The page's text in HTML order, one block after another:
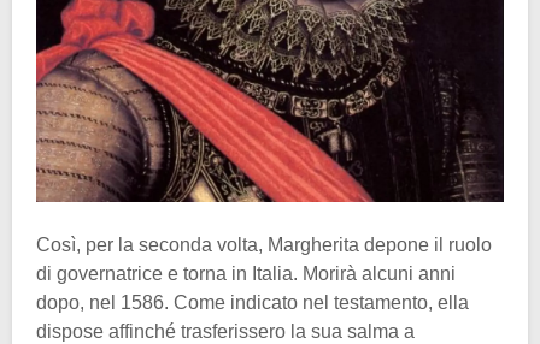
Così, per la seconda volta, Margherita depone il ruolo
di governatrice e torna in Italia. Morirà alcuni anni
dopo, nel 1586. Come indicato nel testamento, ella
dispose affinché trasferissero la sua salma a